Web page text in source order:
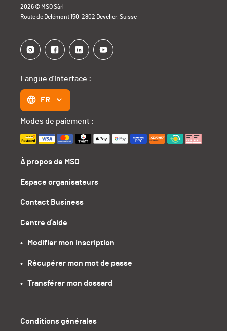
2026 © MSO Sàrl
Route de Delémont 150, 2802 Develier, Suisse
À propos de MSO
Espace organisateurs
Contact Business
Centre d'aide
•   Modifier mon inscription
•   Récupérer mon mot de passe
•   Transférer mon dossard
Langue d'interface :
FR
Modes de paiement :
Conditions générales